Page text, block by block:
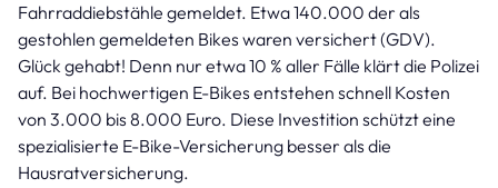
Fahrraddiebstähle gemeldet. Etwa 140.000 der als
gestohlen gemeldeten Bikes waren versichert (GDV).
Glück gehabt! Denn nur etwa 10 % aller Fälle klärt die Polizei
auf. Bei hochwertigen E-Bikes entstehen schnell Kosten
von 3.000 bis 8.000 Euro. Diese Investition schützt eine
spezialisierte E-Bike-Versicherung besser als die
Hausratversicherung.